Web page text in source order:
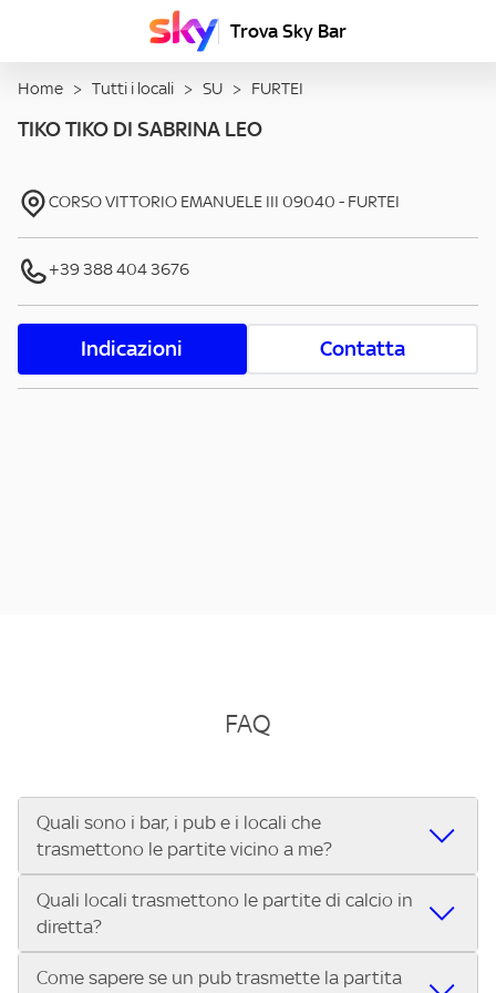
Trova Sky Bar
Home > Tutti i locali > SU > FURTEI
TIKO TIKO DI SABRINA LEO
CORSO VITTORIO EMANUELE III 09040 - FURTEI
+39 388 404 3676
Indicazioni Contatta
FAQ
Quali sono i bar, i pub e i locali che
trasmettono le partite vicino a me?
Se cerchi un bar, pub, ristorante o locale vicino a te per
vedere le partite di Serie A ENILIVE, la Serie C Sky Wifi, la
UEFA Champions League, la UEFA Europa League, la UEFA
Conference League, il Tennis, la Formula 1®, la MotoGP™ e
Quali locali trasmettono le partite di calcio in
diretta?
Vuoi sapere quali bar, pub o ristoranti mostrano le partite
Come sapere se un pub trasmette la partita